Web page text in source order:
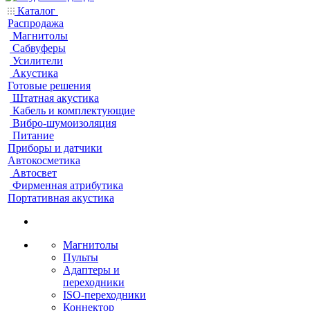
Каталог
Распродажа
Магнитолы
Сабвуферы
Усилители
Акустика
Готовые решения
Штатная акустика
Кабель и комплектующие
Вибро-шумоизоляция
Питание
Приборы и датчики
Автокосметика
Автосвет
Фирменная атрибутика
Портативная акустика
Магнитолы
Пульты
Адаптеры и
переходники
ISO-переходники
Коннектор